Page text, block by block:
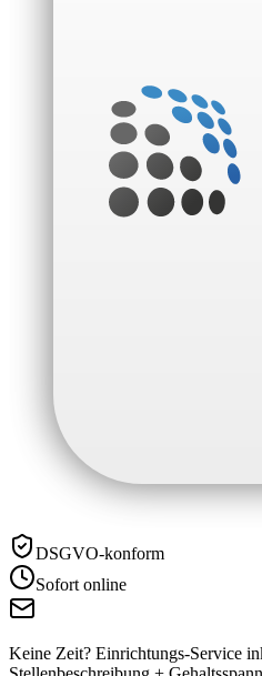
DSGVO-konform
Sofort online
Keine Zeit? Einrichtungs-Service